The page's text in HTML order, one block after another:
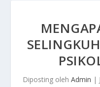
Diposting oleh Admin |